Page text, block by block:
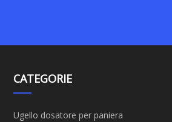
CATEGORIE
Ugello dosatore per paniera